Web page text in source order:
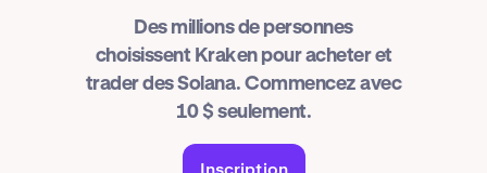
Des millions de personnes
choisissent Kraken pour acheter et
trader des Solana. Commencez avec
10 $ seulement.